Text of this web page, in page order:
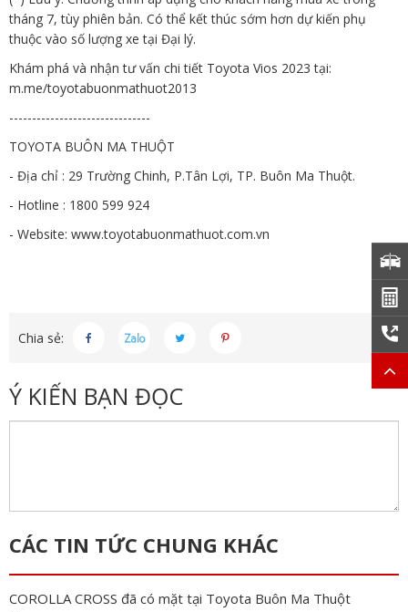
tháng 7, tùy phiên bản. Có thể kết thúc sớm hơn dự kiến phụ
thuộc vào số lượng xe tại Đại lý.
Khám phá và nhận tư vấn chi tiết Toyota Vios 2023 tại:
m.me/toyotabuonmathuot2013
-------------------------------
TOYOTA BUÔN MA THUỘT
- Địa chỉ : 29 Trường Chinh, P.Tân Lợi, TP. Buôn Ma Thuột.
- Hotline : 1800 599 924
- Website: www.toyotabuonmathuot.com.vn
Chia sẻ:
Ý KIẾN BẠN ĐỌC
CÁC TIN TỨC CHUNG KHÁC
COROLLA CROSS đã có mặt tại Toyota Buôn Ma Thuột